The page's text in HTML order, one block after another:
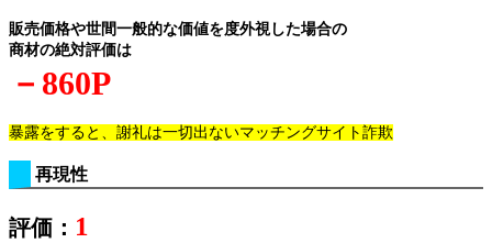
販売価格や世間一般的な価値を度外視した場合の
商材の絶対評価は
－860P
暴露をすると、謝礼は一切出ないマッチングサイト詐欺
再現性
評価： 1